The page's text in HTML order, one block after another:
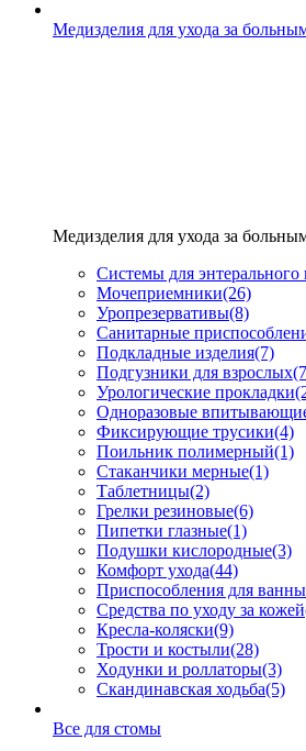
Медизделия для ухода за
Медизделия для ухода за
Системы для энтерального
Мочеприемники(26)
Уропрезервативы(8)
Санитарные
Подкладные изделия(7)
Подгузники для взрослых
Урологические прокладки
Одноразовые
Фиксирующие трусики(4)
Поильник полимерный(1)
Стаканчики мерные(1)
Таблетницы(2)
Грелки резиновые(6)
Пипетки глазные(1)
Подушки кислородные(3)
Комфорт ухода(44)
Приспособления для ванны
Средства по уходу за кожей
Кресла-коляски(9)
Трости и костыли(28)
Ходунки и роллаторы(3)
Скандинавская ходьба(5)
Все для стомы